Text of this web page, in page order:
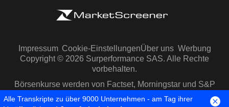
Impressum Cookie-EinstellungenÜber uns Werbung
Copyright © 2026 Surperformance SAS. Alle Rechte
vorbehalten.
Börsenkurse werden von Factset, Morningstar und S&P
Capital IQ zur Verfügung gestellt
Alle Transkripte zu über 9000 Unternehmen - am Tag ihrer